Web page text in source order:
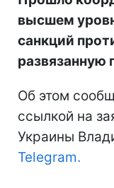
высшем
санкций
развязанную
Об этом
ссылкой на
Украины
Telegram.